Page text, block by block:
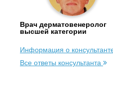
Врач дерматовенеролог
высшей категории
Информация о
Все ответы консультанта